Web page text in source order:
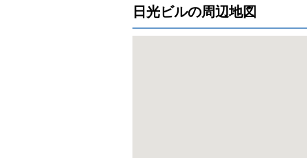
日光ビルの周辺地図